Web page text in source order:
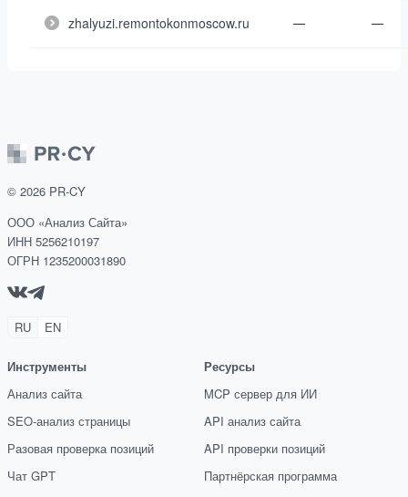
zhalyuzi.remontokonmoscow.ru — —
© 2026 PR-CY
ООО «Анализ Сайта»
ИНН 5256210197
ОГРН 1235200031890
RU EN
Инструменты
Анализ сайта
SEO-анализ страницы
Разовая проверка позиций
Чат GPT
Ресурсы
MCP сервер для ИИ
API анализ сайта
API проверки позиций
Партнёрская программа